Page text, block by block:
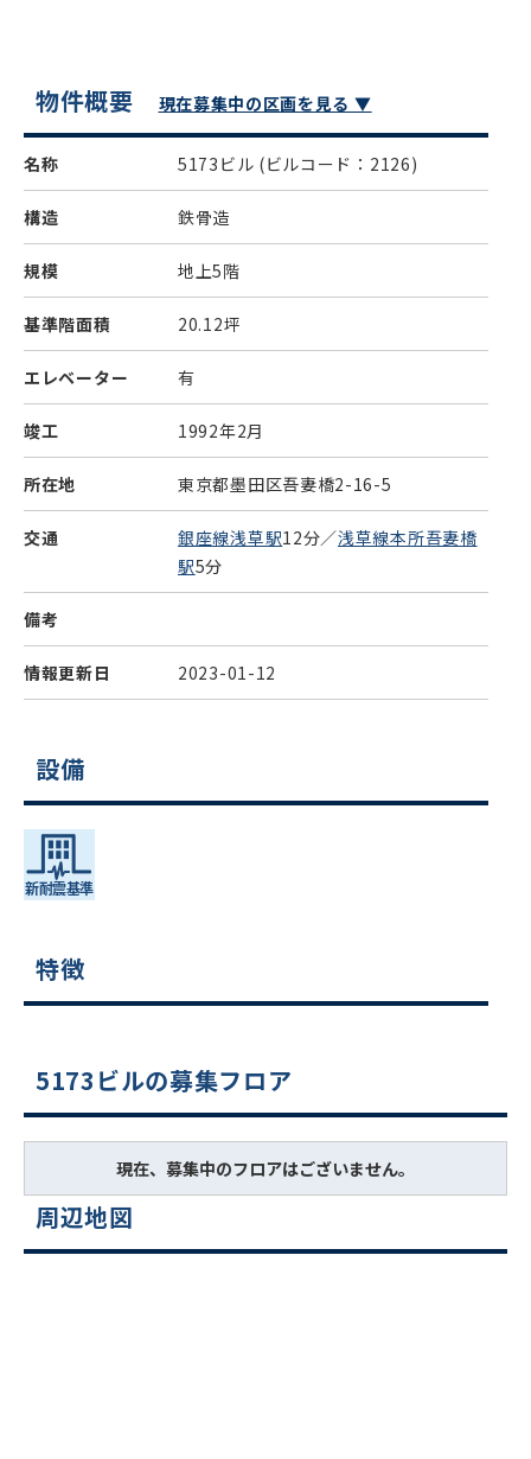
物件概要 現在募集中の区画を見る ▼
名称 5173ビル (ビルコード：2126)
構造 鉄骨造
規模 地上5階
基準階面積 20.12坪
エレベーター 有
竣工 1992年2月
所在地 東京都墨田区吾妻橋2-16-5
交通 銀座線浅草駅12分／浅草線本所吾妻橋
駅5分
備考
情報更新日 2023-01-12
設備
特徴
5173ビルの募集フロア
現在、募集中のフロアはございません。
周辺地図